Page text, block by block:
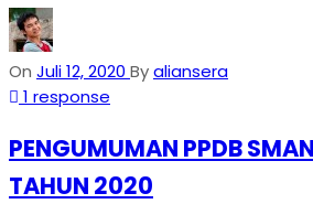
On Juli 12, 2020 Byaliansera
1 response
PENGUMUMAN PPDB
TAHUN 2020